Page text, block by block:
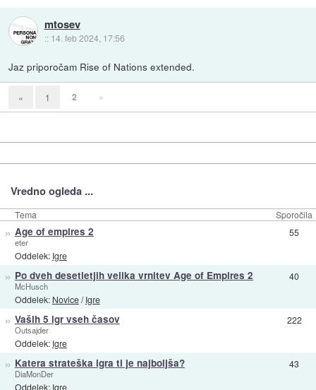
mtosev
:: 14. feb 2024, 17:56
Jaz priporočam Rise of Nations extended.
« 1 2 »
Vredno ogleda ...
Tema Sporočila
» Age of empires 2
eter
Oddelek: Igre
55
» Po dveh desetletjih velika vrnitev Age of Empires 2
McHusch
Oddelek: Novice/Igre
40
» Vaših 5 igr vseh časov
Outsajder
Oddelek: Igre
222
» Katera strateška igra ti je najboljša?
DiaMonDer
Oddelek: Igre
43